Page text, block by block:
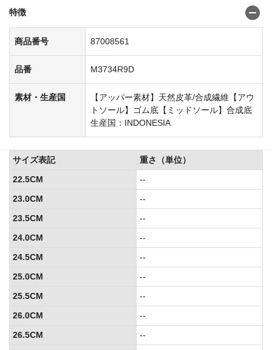
特徴
商品番号 87008561
品番 M3734R9D
素材・生産国
【アッパー素材】天然皮革/合成繊維【アウ
トソール】ゴム底【ミッドソール】合成底
生産国：INDONESIA
サイズ表記
重さ（単位）
22.5CM
--
23.0CM
--
23.5CM
--
24.0CM
--
24.5CM
--
25.0CM
--
25.5CM
--
26.0CM
--
26.5CM
--